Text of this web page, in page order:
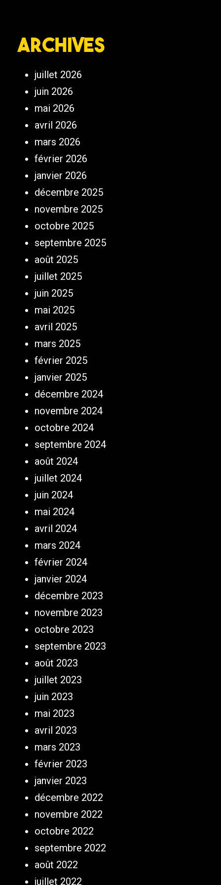
Archives
juillet 2026
juin 2026
mai 2026
avril 2026
mars 2026
février 2026
janvier 2026
décembre 2025
novembre 2025
octobre 2025
septembre 2025
août 2025
juillet 2025
juin 2025
mai 2025
avril 2025
mars 2025
février 2025
janvier 2025
décembre 2024
novembre 2024
octobre 2024
septembre 2024
août 2024
juillet 2024
juin 2024
mai 2024
avril 2024
mars 2024
février 2024
janvier 2024
décembre 2023
novembre 2023
octobre 2023
septembre 2023
août 2023
juillet 2023
juin 2023
mai 2023
avril 2023
mars 2023
février 2023
janvier 2023
décembre 2022
novembre 2022
octobre 2022
septembre 2022
août 2022
juillet 2022